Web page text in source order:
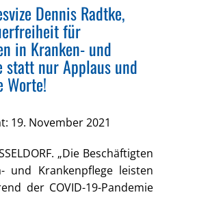
Dennis Radtke,
für
in Kranken- und
statt nur Applaus und
Worte!
19. November 2021
„Die Beschäftigten
und Krankenpflege leisten
der COVID-19-Pandemie